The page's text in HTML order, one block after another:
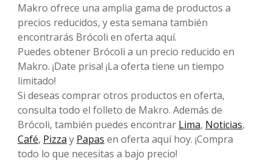
Makro ofrece una amplia gama de productos a
precios reducidos, y esta semana también
encontrarás Brócoli en oferta aquí.
Puedes obtener Brócoli a un precio reducido en
Makro. ¡Date prisa! ¡La oferta tiene un tiempo
limitado!
Si deseas comprar otros productos en oferta,
consulta todo el folleto de Makro. Además de
Brócoli, también puedes encontrar Lima, Noticias,
Café, Pizza y Papas en oferta aquí hoy. ¡Compra
todo lo que necesitas a bajo precio!